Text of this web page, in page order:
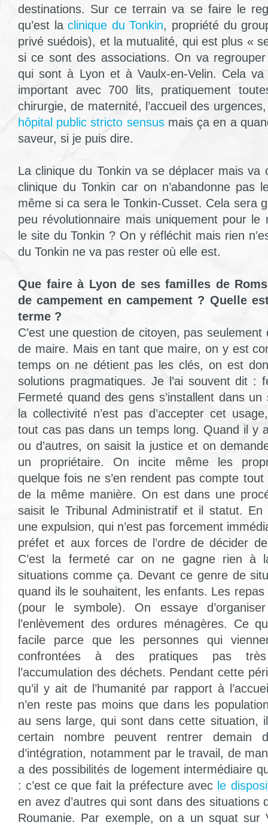
destinations. Sur ce terrain va se faire le
qu’est laclinique du Tonkin, propriété du
privé suédois), et la mutualité, qui est plus «
si ce sont des associations. On va
qui sont à Lyon et à Vaulx-en-Velin. Cela
important avec 700 lits, pratiquement
chirurgie, de maternité, l’accueil des
hôpital public stricto sensusmais ça en a
saveur, si je puis dire.
La clinique du Tonkin va se déplacer mais va
clinique du Tonkin car on n’abandonne pas
même si ca sera le Tonkin-Cusset. Cela sera
peu révolutionnaire mais uniquement pour le
le site du Tonkin ? On y réfléchit mais rien
du Tonkin ne va pas rester où elle est.
Que faire à Lyon de ses familles de
de campement en campement ? Quelle
terme ?
C’est une question de citoyen, pas seulement
de maire. Mais en tant que maire, on y est
temps on ne détient pas les clés, on est
solutions pragmatiques. Je l’ai souvent dit :
Fermeté quand des gens s’installent dans
la collectivité n’est pas d’accepter cet
tout cas pas dans un temps long. Quand il y
ou d’autres, on saisit la justice et on
un propriétaire. On incite même les
quelque fois ne s’en rendent pas compte
de la même manière. On est dans une
saisit le Tribunal Administratif et il statut.
une expulsion, qui n’est pas forcement
préfet et aux forces de l’ordre de décider
C’est la fermeté car on ne gagne rien à
situations comme ça. Devant ce genre de
quand ils le souhaitent, les enfants. Les
(pour le symbole). On essaye
l’enlèvement des ordures ménagères. Ce
facile parce que les personnes qui
confrontées à des pratiques pas
l’accumulation des déchets. Pendant cette
qu’il y ait de l’humanité par rapport à
n’en reste pas moins que dans les
au sens large, qui sont dans cette situation,
certain nombre peuvent rentrer demain
d’intégration, notamment par le travail, de
a des possibilités de logement intermédiaire
: c’est ce que fait la préfecture avec le
en avez d’autres qui sont dans des situations
Roumanie. Par exemple, on a un squat sur